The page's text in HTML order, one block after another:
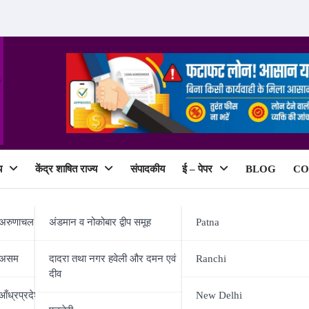
प्रदेश
केंद्र शाषित राज्य
अंडमान व नोकोबार द्वीप समूह
दादरा तथा नगर हवेली और दमन एवं
दीव
संपादकीय ई – पेपर
Patna
Ranchi
New Delhi
BLOG
सुरक्षा सुनिश्चित करना